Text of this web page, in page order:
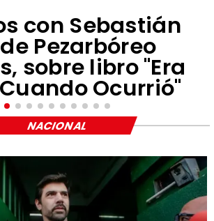
con Sebastián
Pezarbóreo
sobre libro "Era
Ocurrió"
NACIONAL